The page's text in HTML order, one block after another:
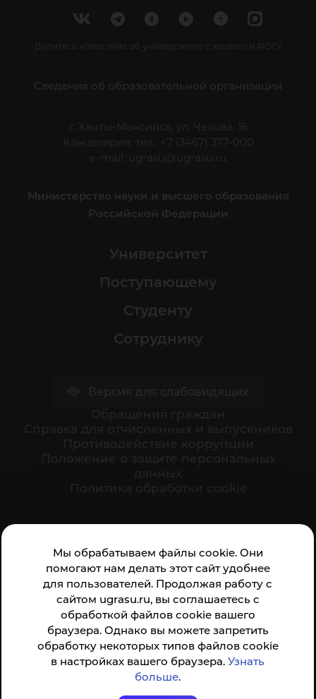
Мы обрабатываем файлы cookie. Они
помогают нам делать этот сайт удобнее
для пользователей. Продолжая работу с
сайтом ugrasu.ru, вы соглашаетесь с
обработкой файлов cookie вашего
браузера. Однако вы можете запретить
обработку некоторых типов файлов cookie
в настройках вашего браузера.Узнать
больше.
Делитесь новостями об университете с хештегом #ЮГУ
Сведения об образовательной организации
г. Ханты-Мансийск, ул. Чехова, 16
Канцелярия: тел.: +7 (3467) 377-000
e-mail:
ugrasu@ugrasu.ru
Министерство науки и высшего образования
Российской Федерации
Университет
Поступающему
Студенту
Сотруднику
организации:
Анкета доступна по QR-коду, а так же по прямой
ссылке